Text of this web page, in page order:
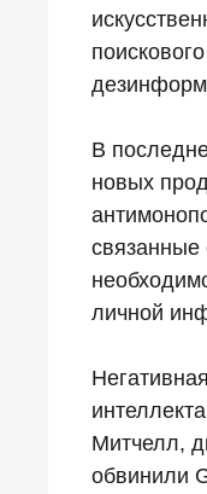
В
новых
связанные
личной
Митчелл,
обвинили